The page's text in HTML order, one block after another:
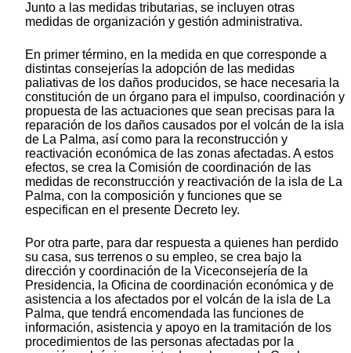
Junto a las medidas tributarias, se incluyen otras
medidas de organización y gestión administrativa.
En primer término, en la medida en que corresponde a
distintas consejerías la adopción de las medidas
paliativas de los daños producidos, se hace necesaria la
constitución de un órgano para el impulso, coordinación y
propuesta de las actuaciones que sean precisas para la
reparación de los daños causados por el volcán de la isla
de La Palma, así como para la reconstrucción y
reactivación económica de las zonas afectadas. A estos
efectos, se crea la Comisión de coordinación de las
medidas de reconstrucción y reactivación de la isla de La
Palma, con la composición y funciones que se
especifican en el presente Decreto ley.
Por otra parte, para dar respuesta a quienes han perdido
su casa, sus terrenos o su empleo, se crea bajo la
dirección y coordinación de la Viceconsejería de la
Presidencia, la Oficina de coordinación económica y de
asistencia a los afectados por el volcán de la isla de La
Palma, que tendrá encomendada las funciones de
información, asistencia y apoyo en la tramitación de los
procedimientos de las personas afectadas por la